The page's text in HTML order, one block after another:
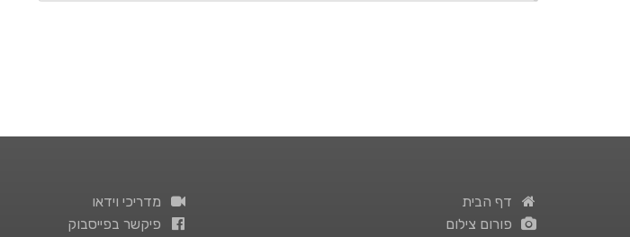
מדריכי וידאו
פיקשר בפייסבוק
דף הבית
פורום צילום